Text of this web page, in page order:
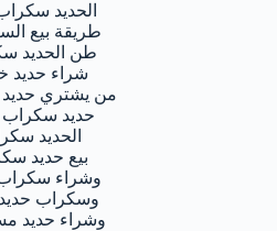
الحديد
طريقة بيع
طن الحديد
شراء حديد
من يشتري
حديد سكراب
الحديد
بيع حديد
وشراء
وسكراب حديد
وشراء حديد